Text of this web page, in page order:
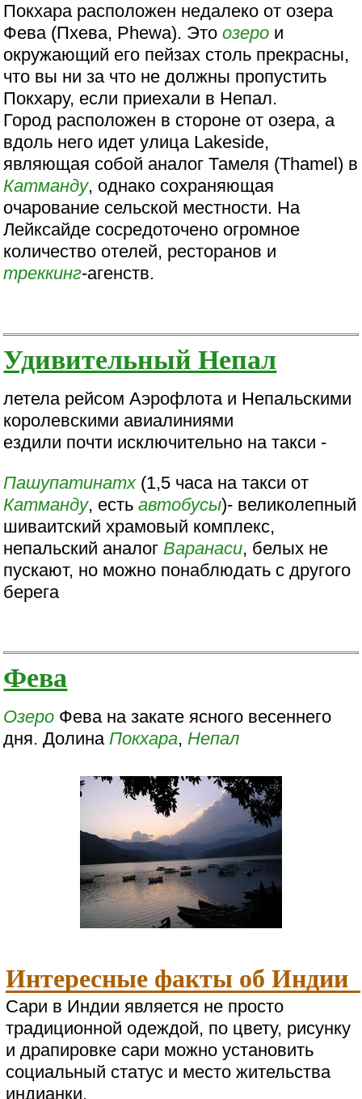
Покхара расположен недалеко от озера
Фева (Пхева, Phewa). Этоозеро и
окружающий его пейзах столь прекрасны,
что вы ни за что не должны пропустить
Покхару, если приехали в Непал.
Город расположен в стороне от озера, а
вдоль него идет улица Lakeside,
являющая собой аналог Тамеля (Thamel) в
Катманду, однако сохраняющая
очарование сельской местности. На
Лейксайде сосредоточено огромное
количество отелей, ресторанов и
треккинг-агенств.
Удивительный Непал
летела рейсом Аэрофлота и Непальскими
королевскими авиалиниями
ездили почти исключительно на такси -
Пашупатинатх(1,5 часа на такси от
Катманду, естьавтобусы)- великолепный
шиваитский храмовый комплекс,
непальский аналог Варанаси, белых не
пускают, но можно понаблюдать с другого
берега
Фева
Озеро Фева на закате ясного весеннего
дня. ДолинаПокхара,Непал
Интересные факты об Индии
Сари в Индии является не просто
традиционной одеждой, по цвету, рисунку
и драпировке сари можно установить
социальный статус и место жительства
индианки.